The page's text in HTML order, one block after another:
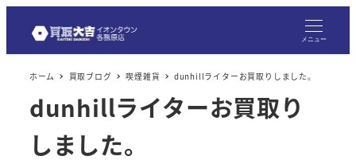
メニュー
ホーム 買取ブログ 喫煙雑貨 dunhillライターお買取りしました。
dunhillライターお買取り
しました。